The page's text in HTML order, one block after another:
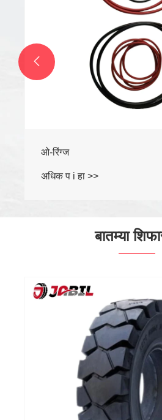

बातम्या
फोर्कलिफ्ट टायरच्या देखभालीच्या
अधिक प i हा >>